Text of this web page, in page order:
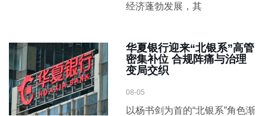
经济蓬勃发展，其
华夏银行迎来“北银系”高管
密集补位 合规阵痛与治理
变局交织
08-05
以杨书剑为首的“北银系”角色渐